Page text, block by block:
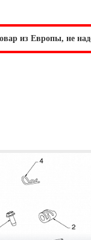
из Европы, не